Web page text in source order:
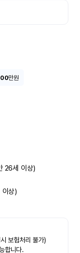
만원
26세 이상)
이상)
보험처리 불가)
합니다.